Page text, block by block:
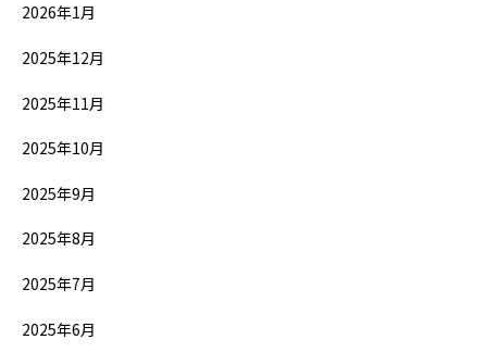
2026年1月
2025年12月
2025年11月
2025年10月
2025年9月
2025年8月
2025年7月
2025年6月